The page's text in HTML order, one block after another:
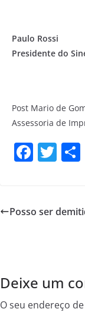
Paulo Rossi
Presidente do
Post Mario de
Assessoria de
F
e
k
T
er
Posso ser
Deixe um
O seu endereço